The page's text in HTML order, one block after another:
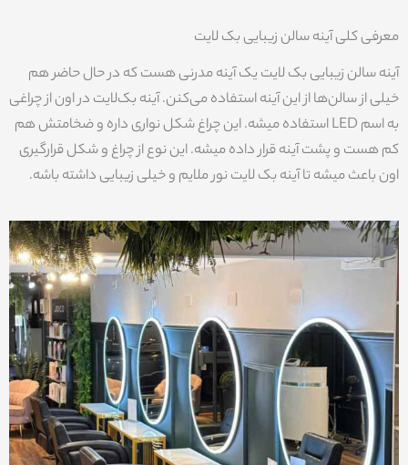
معرفی کلی آینه سالن زیبایی بک لایت
آینه سالن زیبایی بک لایت یک آینه مدرنی هست که در حال حاضر هم
خیلی از سالن‌ها از این آینه استفاده می‌کنن. آینه بک‌لایت در اون از چراغی
به اسم LED استفاده میشه. این چراغ شکل نواری داره و ضخامتش هم
کم هست و پشت آینه قرار داده میشه. این نوع از چراغ و شکل قرارگیری
اون باعث میشه تا آینه بک لایت نور ملایم و خیلی زیبایی داشته باشه.